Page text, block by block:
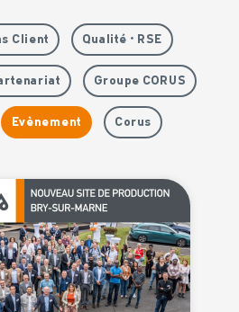
Client Qualité • RSE
Groupe CORUS
Evènement Corus